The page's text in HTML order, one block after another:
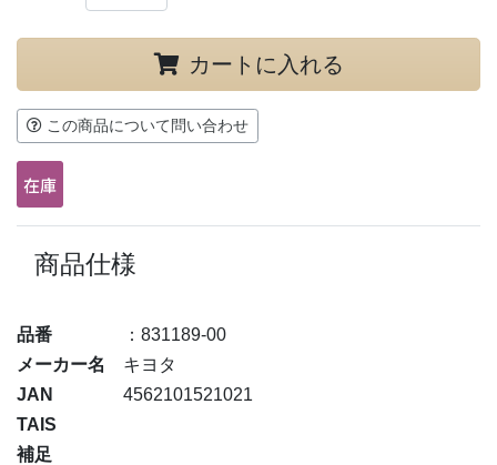
カートに入れる
この商品について問い合わせ
商品仕様
品番
：831189-00
メーカー名
キヨタ
JAN
4562101521021
TAIS
補足